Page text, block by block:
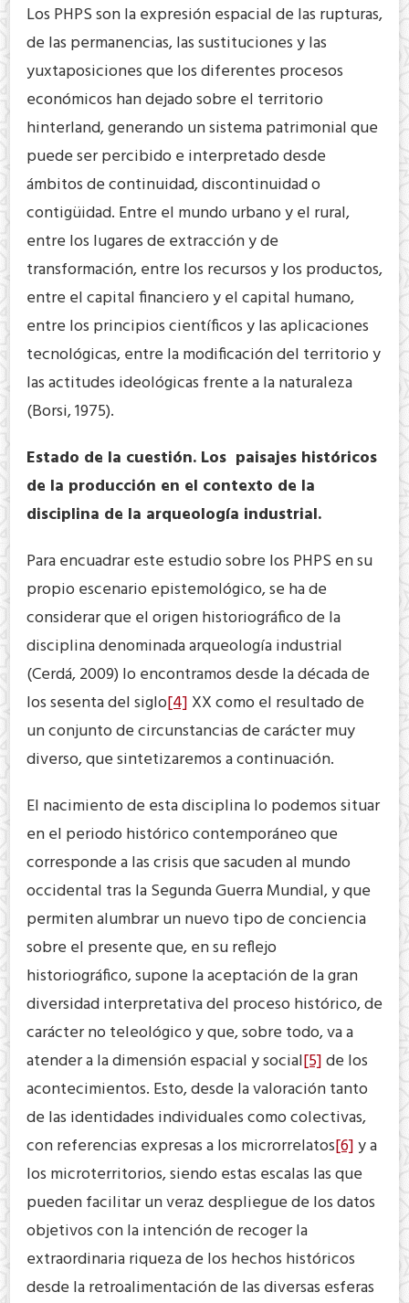
Los PHPS son la expresión espacial de las rupturas,
de las permanencias, las sustituciones y las
yuxtaposiciones que los diferentes procesos
económicos han dejado sobre el territorio
hinterland, generando un sistema patrimonial que
puede ser percibido e interpretado desde
ámbitos de continuidad, discontinuidad o
contigüidad. Entre el mundo urbano y el rural,
entre los lugares de extracción y de
transformación, entre los recursos y los productos,
entre el capital financiero y el capital humano,
entre los principios científicos y las aplicaciones
tecnológicas, entre la modificación del territorio y
las actitudes ideológicas frente a la naturaleza
(Borsi, 1975).
Estado de la cuestión. Los paisajes históricos
de la producción en el contexto de la
disciplina de la arqueología industrial.
Para encuadrar este estudio sobre los PHPS en su
propio escenario epistemológico, se ha de
considerar que el origen historiográfico de la
disciplina denominada arqueología industrial
(Cerdá, 2009) lo encontramos desde la década de
los sesenta del siglo[4] XX como el resultado de
un conjunto de circunstancias de carácter muy
diverso, que sintetizaremos a continuación.
El nacimiento de esta disciplina lo podemos situar
en el periodo histórico contemporáneo que
corresponde a las crisis que sacuden al mundo
occidental tras la Segunda Guerra Mundial, y que
permiten alumbrar un nuevo tipo de conciencia
sobre el presente que, en su reflejo
historiográfico, supone la aceptación de la gran
diversidad interpretativa del proceso histórico, de
carácter no teleológico y que, sobre todo, va a
atender a la dimensión espacial y social[5]de los
acontecimientos. Esto, desde la valoración tanto
de las identidades individuales como colectivas,
con referencias expresas a los microrrelatos[6]y a
los microterritorios, siendo estas escalas las que
pueden facilitar un veraz despliegue de los datos
objetivos con la intención de recoger la
extraordinaria riqueza de los hechos históricos
desde la retroalimentación de las diversas esferas